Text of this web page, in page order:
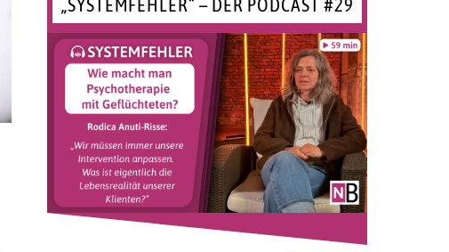
„SYSTEMFEHLER“ – DER PODCAST #29